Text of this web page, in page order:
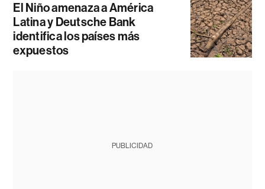
El Niño amenaza a América
Latina y Deutsche Bank
identifica los países más
expuestos
PUBLICIDAD